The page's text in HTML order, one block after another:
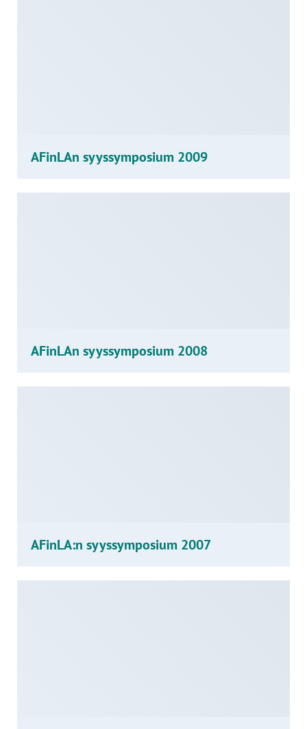
AFinLAn syyssymposium 2009
AFinLAn syyssymposium 2008
AFinLA:n syyssymposium 2007